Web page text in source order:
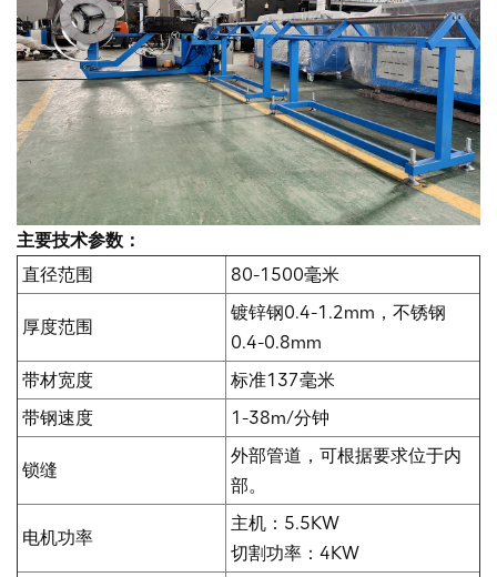
主要技术参数：
直径范围
80-1500毫米
厚度范围
镀锌钢0.4-1.2mm，不锈钢
0.4-0.8mm
带材宽度
标准137毫米
带钢速度
1-38m/分钟
锁缝
外部管道，可根据要求位于内
部。
电机功率
主机：5.5KW
切割功率：4KW